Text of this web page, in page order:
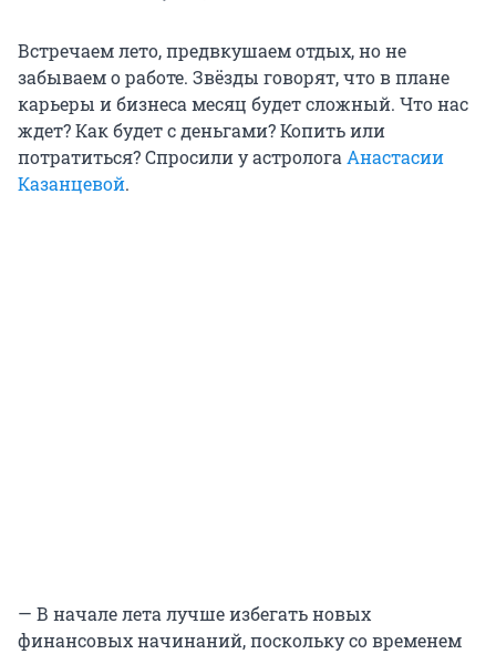
Встречаем лето, предвкушаем отдых, но не
забываем о работе. Звёзды говорят, что в плане
карьеры и бизнеса месяц будет сложный. Что нас
ждет? Как будет с деньгами? Копить или
потратиться? Спросили у астрологаАнастасии
Казанцевой.
— В начале лета лучше избегать новых
финансовых начинаний, поскольку со временем